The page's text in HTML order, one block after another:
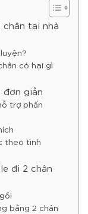
chân tại nhà
có hại gì
đơn giản
trợ phấn
theo tình
đi 2 chân
bằng 2 chân